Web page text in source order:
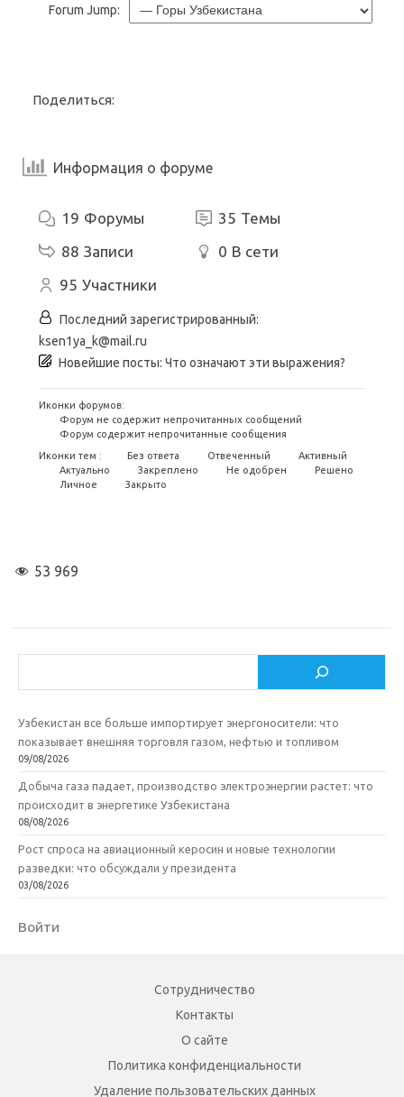
Forum Jump:
Поделиться:
Информация о форуме
19 Форумы 35 Темы
88 Записи 0 В сети
95 Участники
Последний зарегистрированный:
ksen1ya_k@mail.ru
Новейшие посты: Что означают эти выражения?
Иконки форумов:
Форум не содержит непрочитанных сообщений
Форум содержит непрочитанные сообщения
Иконки тем :
Без ответа Отвеченный
Активный
Актуально
Закреплено Не одобрен
Решено
Личное
Закрыто
53 969
Узбекистан все больше импортирует энергоносители: что
показывает внешняя торговля газом, нефтью и топливом
09/08/2026
Добыча газа падает, производство электроэнергии растет: что
происходит в энергетике Узбекистана
08/08/2026
Рост спроса на авиационный керосин и новые технологии
разведки: что обсуждали у президента
03/08/2026
Войти
Сотрудничество
Контакты
О сайте
Политика конфиденциальности
Удаление пользовательских данных